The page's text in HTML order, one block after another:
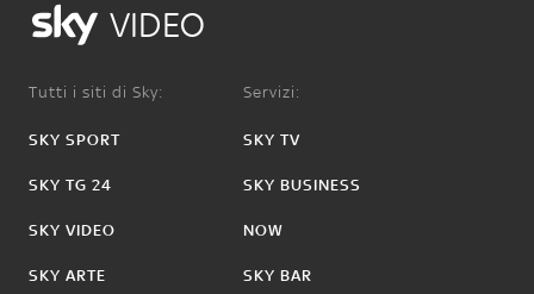
VIDEO
Tutti i siti di Sky:
SKY SPORT
SKY TG 24
SKY VIDEO
SKY ARTE
Servizi:
SKY TV
SKY BUSINESS
NOW
SKY BAR